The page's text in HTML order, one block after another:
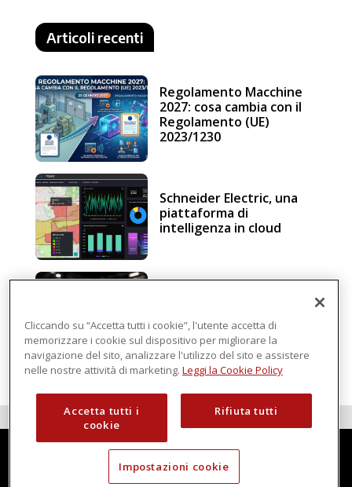
Articoli recenti
Regolamento Macchine
2027: cosa cambia con il
Regolamento (UE)
2023/1230
Schneider Electric, una
piattaforma di
intelligenza in cloud
Regolamento macchine
Cliccando su “Accetta tutti i cookie”, l'utente accetta di
memorizzare i cookie sul dispositivo per migliorare la
navigazione del sito, analizzare l'utilizzo del sito e assistere
nelle nostre attività di marketing. Leggi la Cookie Policy
Accetta tutti i
cookie
Rifiuta tutti
Impostazioni cookie